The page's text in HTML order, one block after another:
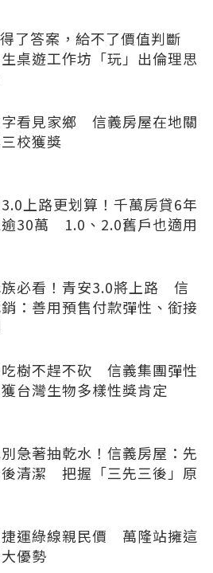
了答案，給不了價值判斷
桌遊工作坊「玩」出倫理思
看見家鄉 信義房屋在地關
校獲獎
上路更划算！千萬房貸6年
30萬 1.0、2.0舊戶也適用
必看！青安3.0將上路 信
：善用預售付款彈性、銜接
吃樹不趕不砍 信義集團彈性
台灣生物多樣性獎肯定
急著抽乾水！信義房屋：先
清潔 把握「三先三後」原
運綠線親民價 萬隆站擁這
優勢